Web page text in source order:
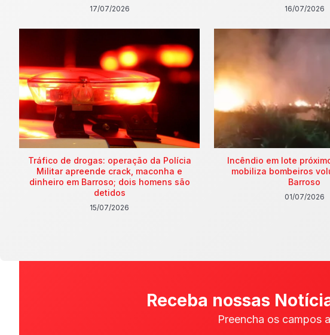
17/07/2026 16/07/2026
Tráfico de drogas: operação da Polícia
Militar apreende crack, maconha e
dinheiro em Barroso; dois homens são
detidos
15/07/2026
Incêndio em lote
mobiliza bombeiros
Barroso
01/07/2026
Receba nossas
Preencha os campos